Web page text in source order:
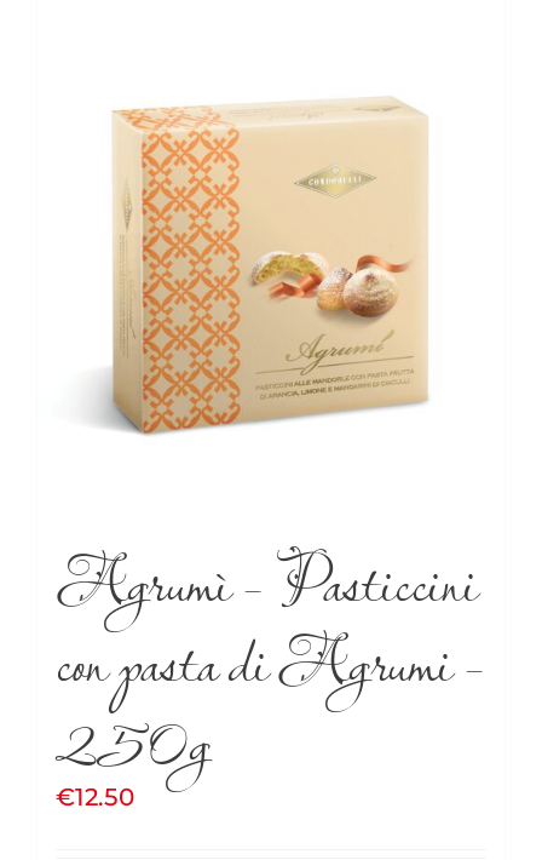
Agrumì – Pasticcini
con pasta di Agrumi –
250g
€12.50